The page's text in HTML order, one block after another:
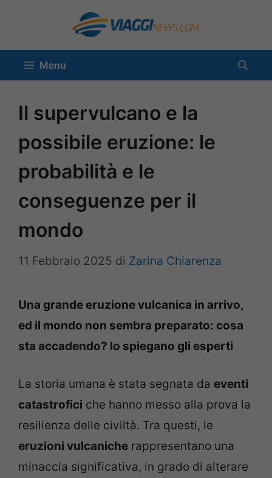
contenuto
Menu
Il supervulcano e la
possibile eruzione: le
probabilità e le
conseguenze per il
mondo
11 Febbraio 2025 di Zarina Chiarenza
Una grande eruzione vulcanica in arrivo,
ed il mondo non sembra preparato: cosa
sta accadendo? lo spiegano gli esperti
La storia umana è stata segnata da eventi
catastrofici che hanno messo alla prova la
resilienza delle civiltà. Tra questi, le
eruzioni vulcaniche rappresentano una
minaccia significativa, in grado di alterare